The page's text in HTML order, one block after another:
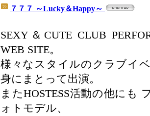
７７７ ～Lucky＆Happy～
SEXY＆CUTE CLUB
WEB SITE。
様々なスタイルのクラブイ
身にまとって出演。
またHOSTESS活動の他にも
ォトモデル、